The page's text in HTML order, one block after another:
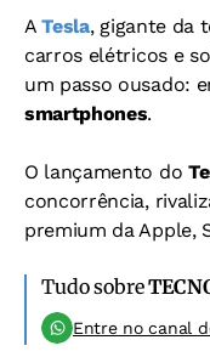
ATesla, gigante da
carros elétricos e
um passo ousado:
smartphones.
O lançamento do
concorrência,
premium da Apple,
Tudo sobre
Entre no canal